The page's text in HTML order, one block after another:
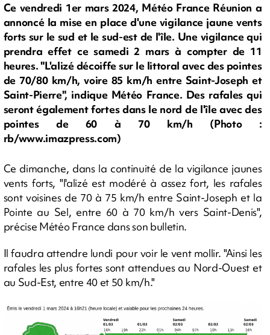
Ce vendredi 1er mars 2024, Météo France Réunion a
annoncé la mise en place d'une vigilance jaune vents
forts sur le sud et le sud-est de l'île. Une vigilance qui
prendra effet ce samedi 2 mars à compter de 11
heures. "L'alizé décoiffe sur le littoral avec des pointes
de 70/80 km/h, voire 85 km/h entre Saint-Joseph et
Saint-Pierre", indique Météo France. Des rafales qui
seront également fortes dans le nord de l'île avec des
pointes de 60 à 70 km/h (Photo :
rb/www.imazpress.com)
Ce dimanche, dans la continuité de la vigilance jaunes
vents forts, "l'alizé est modéré à assez fort, les rafales
sont voisines de 70 à 75 km/h entre Saint-Joseph et la
Pointe au Sel, entre 60 à 70 km/h vers Saint-Denis",
précise Météo France dans son bulletin.
Il faudra attendre lundi pour voir le vent mollir. "Ainsi les
rafales les plus fortes sont attendues au Nord-Ouest et
au Sud-Est, entre 40 et 50 km/h."